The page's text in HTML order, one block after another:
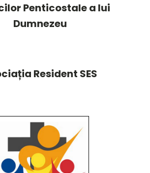
Penticostale a lui
Dumnezeu
Resident SES